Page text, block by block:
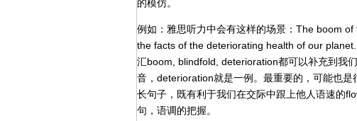
的模仿。
例如：雅思听力中会有这样的场景：The boom
the facts of the deteriorating health of our
汇boom, blindfold, deterioration都可以补充到我
音，deterioration就是一例。最重要的，可能也
长句子，既有利于我们在交际中跟上他人语速的
句，语调的把握。